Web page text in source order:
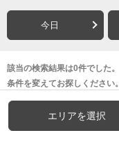
今日
該当の検索結果は0件でした。
条件を変えてお探しください。
エリアを選択